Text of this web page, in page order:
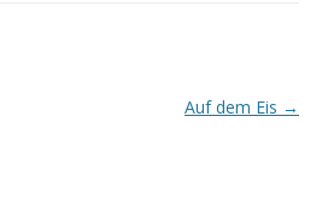
Auf dem Eis →